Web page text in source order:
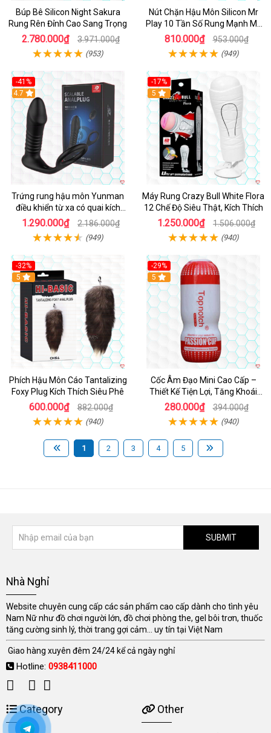
Búp Bê Silicon Night Sakura
Rung Rên Đỉnh Cao Sang Trọng
2.780.000₫ 3.971.000₫
(953)
Nút Chặn Hậu Môn Silicon Mr
Play 10 Tần Số Rung Mạnh Mẽ
Kích Thích
810.000₫ 953.000₫
(949)
-41%
Hot
4.7
Trứng rung hậu môn Yunman
điều khiển từ xa có quai kích
thích
1.290.000₫ 2.186.000₫
(949)
-17%
5
Máy Rung Crazy Bull White Flora
12 Chế Độ Siêu Thật, Kích Thích
1.250.000₫ 1.506.000₫
(940)
-32%
Hot
5
Phích Hậu Môn Cáo Tantalizing
Foxy Plug Kích Thích Siêu Phê
600.000₫ 882.000₫
(940)
-29%
5
Cốc Âm Đạo Mini Cao Cấp –
Thiết Kế Tiện Lợi, Tăng Khoái
Cảm
280.000₫ 394.000₫
(940)
1 2 3 4 5
SUBMIT
Nhà Nghỉ
Website chuyên cung cấp các sản phẩm cao cấp dành cho tình yêu
Nam Nữ như đồ chơi người lớn, đồ chơi phòng the, gel bôi trơn, thuốc
tăng cường sinh lý, thời trang gợi cảm... uy tín tại Việt Nam
Giao hàng xuyên đêm 24/24 kể cả ngày nghỉ
Hotline: 0938411000
Category Other